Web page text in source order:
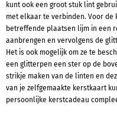
kunt ook een groot stuk lint
met elkaar te verbinden. Voor
betreffende plaatsen lijm in een
aanbrengen en vervolgens de
Het is ook mogelijk om ze te
een glitterpen een ster op de
strikje maken van de linten en
van je zelfgemaakte kerstkaart
persoonlijke kerstcadeau